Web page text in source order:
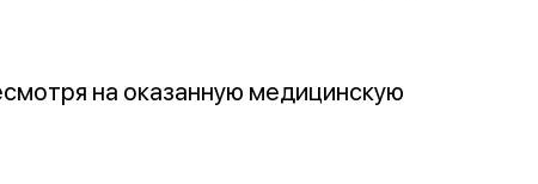
на оказанную медицинскую